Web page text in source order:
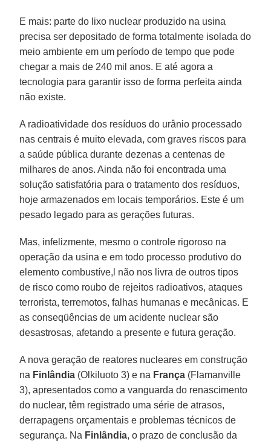
E mais: parte do lixo nuclear produzido na usina
precisa ser depositado de forma totalmente isolada do
meio ambiente em um período de tempo que pode
chegar a mais de 240 mil anos. E até agora a
tecnologia para garantir isso de forma perfeita ainda
não existe.
A radioatividade dos resíduos do urânio processado
nas centrais é muito elevada, com graves riscos para
a saúde pública durante dezenas a centenas de
milhares de anos. Ainda não foi encontrada uma
solução satisfatória para o tratamento dos resíduos,
hoje armazenados em locais temporários. Este é um
pesado legado para as gerações futuras.
Mas, infelizmente, mesmo o controle rigoroso na
operação da usina e em todo processo produtivo do
elemento combustíve,l não nos livra de outros tipos
de risco como roubo de rejeitos radioativos, ataques
terrorista, terremotos, falhas humanas e mecânicas. E
as conseqüências de um acidente nuclear são
desastrosas, afetando a presente e futura geração.
A nova geração de reatores nucleares em construção
na Finlândia (Olkiluoto 3) e na França (Flamanville
3), apresentados como a vanguarda do renascimento
do nuclear, têm registrado uma série de atrasos,
derrapagens orçamentais e problemas técnicos de
segurança. Na Finlândia, o prazo de conclusão da